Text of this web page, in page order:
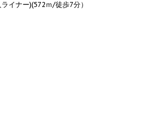
イナー)(572ｍ/徒歩7分）